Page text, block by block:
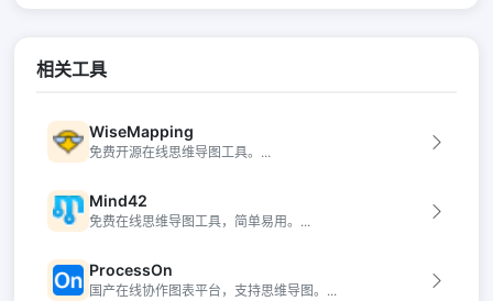
相关工具
WiseMapping
免费开源在线思维导图工具。...
Mind42
免费在线思维导图工具，简单易用。...
ProcessOn
国产在线协作图表平台，支持思维导图。...